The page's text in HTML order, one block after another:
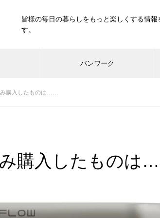
皆様の毎日の暮らしをもっと楽しくする情報
す。
バンワーク
み購入したものは……
み購入したものは